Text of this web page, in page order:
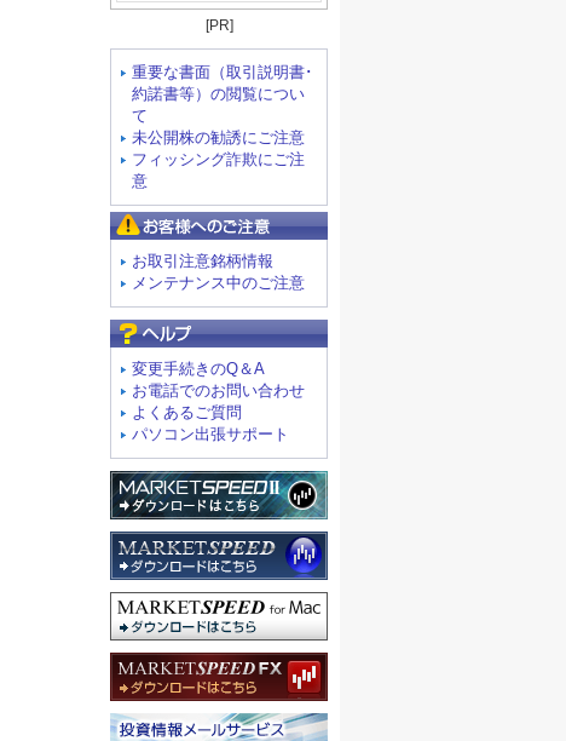
[PR]
重要な書面（取引説明書･
約諾書等）の閲覧につい
て
未公開株の勧誘にご注意
フィッシング詐欺にご注
意
お取引注意銘柄情報
メンテナンス中のご注意
変更手続きのQ＆A
お電話でのお問い合わせ
よくあるご質問
パソコン出張サポート